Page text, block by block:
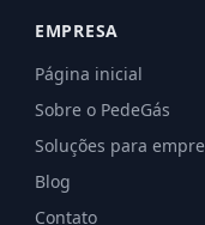
EMPRESA
Página inicial
Sobre o PedeGás
Soluções para
Blog
Contato